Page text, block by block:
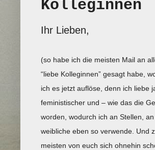
Kolleginnen
Ihr Lieben,
(so habe ich die meisten Mail an
“liebe Kolleginnen” gesagt habe,
ich es jetzt auflöse, denn ich liebe
feministischer und – wie das die
worden, wodurch ich an Stellen,
weibliche eben so verwende. Und
meisten von euch sich ohnehin